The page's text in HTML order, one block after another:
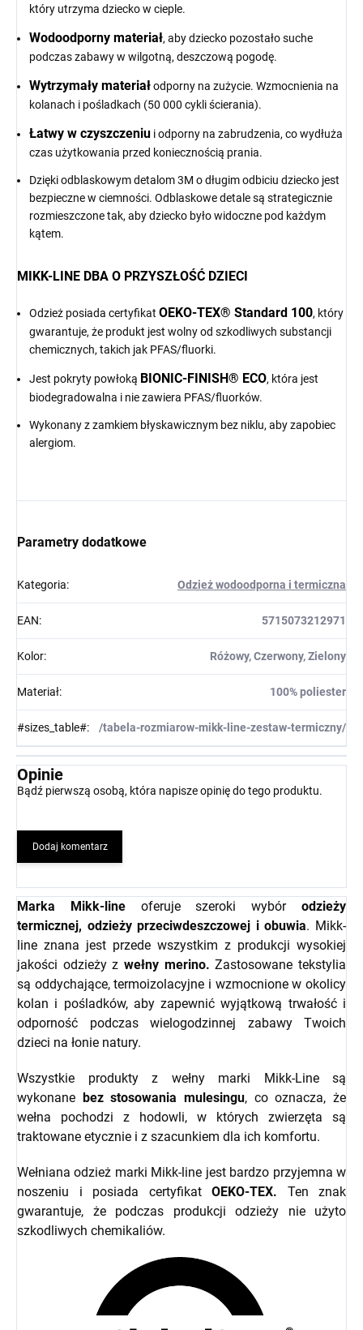
który utrzyma dziecko w cieple.
Wodoodporny materiał, aby dziecko pozostało suche
podczas zabawy w wilgotną, deszczową pogodę.
Wytrzymały materiałodporny na zużycie. Wzmocnienia na
kolanach i pośladkach (50 000 cykli ścierania).
Łatwy w czyszczeniu i odporny na zabrudzenia, co wydłuża
czas użytkowania przed koniecznością prania.
Dzięki odblaskowym detalom 3M o długim odbiciu dziecko jest
bezpieczne w ciemności. Odblaskowe detale są strategicznie
rozmieszczone tak, aby dziecko było widoczne pod każdym
kątem.
MIKK-LINE DBA O PRZYSZŁOŚĆ DZIECI
Odzież posiada certyfikat OEKO-TEX® Standard 100, który
gwarantuje, że produkt jest wolny od szkodliwych substancji
chemicznych, takich jak PFAS/fluorki.
Jest pokryty powłoką BIONIC-FINISH® ECO, która jest
biodegradowalna i nie zawiera PFAS/fluorków.
Wykonany z zamkiem błyskawicznym bez niklu, aby zapobiec
alergiom.
Parametry dodatkowe
Kategoria: Odzież wodoodporna i termiczna
EAN: 5715073212971
Kolor: Różowy, Czerwony, Zielony
Materiał: 100% poliester
#sizes_table#: /tabela-rozmiarow-mikk-line-zestaw-termiczny/
Opinie
Bądź pierwszą osobą, która napisze opinię do tego produktu.
Dodaj komentarz
Marka Mikk-lineoferuje szeroki wybórodzieży
termicznej, odzieży przeciwdeszczowej i obuwia. Mikk-
line znana jest przede wszystkim z produkcji wysokiej
jakości odzieży z wełny merino. Zastosowane tekstylia
są oddychające, termoizolacyjne i wzmocnione w okolicy
kolan i pośladków, aby zapewnić wyjątkową trwałość i
odporność podczas wielogodzinnej zabawy Twoich
dzieci na łonie natury.
Wszystkie produkty z wełny marki Mikk-Line są
wykonane
bez stosowania mulesingu, co oznacza, że
wełna pochodzi z hodowli, w których zwierzęta są
traktowane etycznie i z szacunkiem dla ich komfortu.
Wełniana odzież marki Mikk-line jest bardzo przyjemna w
noszeniu i posiada certyfikat OEKO-TEX. Ten znak
gwarantuje, że podczas produkcji odzieży nie użyto
szkodliwych chemikaliów.